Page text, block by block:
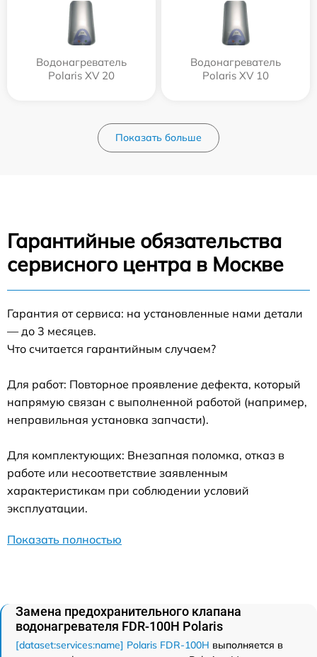
Водонагреватель
Polaris XV 20
Водонагреватель
Polaris XV 10
Показать больше
Гарантийные обязательства
сервисного центра в Москве
Гарантия от сервиса: на установленные нами детали
— до 3 месяцев.
Что считается гарантийным случаем?
Для работ: Повторное проявление дефекта, который
напрямую связан с выполненной работой (например,
неправильная установка запчасти).
Для комплектующих: Внезапная поломка, отказ в
работе или несоответствие заявленным
характеристикам при соблюдении условий
эксплуатации.
Показать полностью
Замена предохранительного клапана
водонагревателя FDR-100H Polaris
[dataset:services:name] Polaris FDR-100H выполняется в